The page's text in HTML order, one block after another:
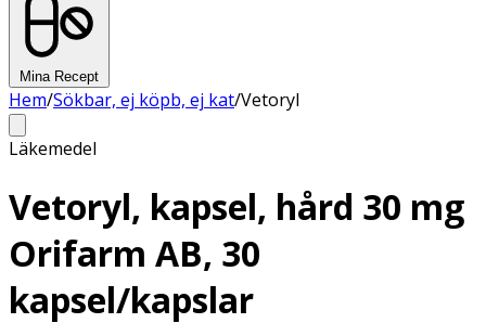
Mina Recept
Hem/Sökbar, ej köpb, ej kat/Vetoryl
Läkemedel
Vetoryl, kapsel, hård 30 mg
Orifarm AB, 30
kapsel/kapslar